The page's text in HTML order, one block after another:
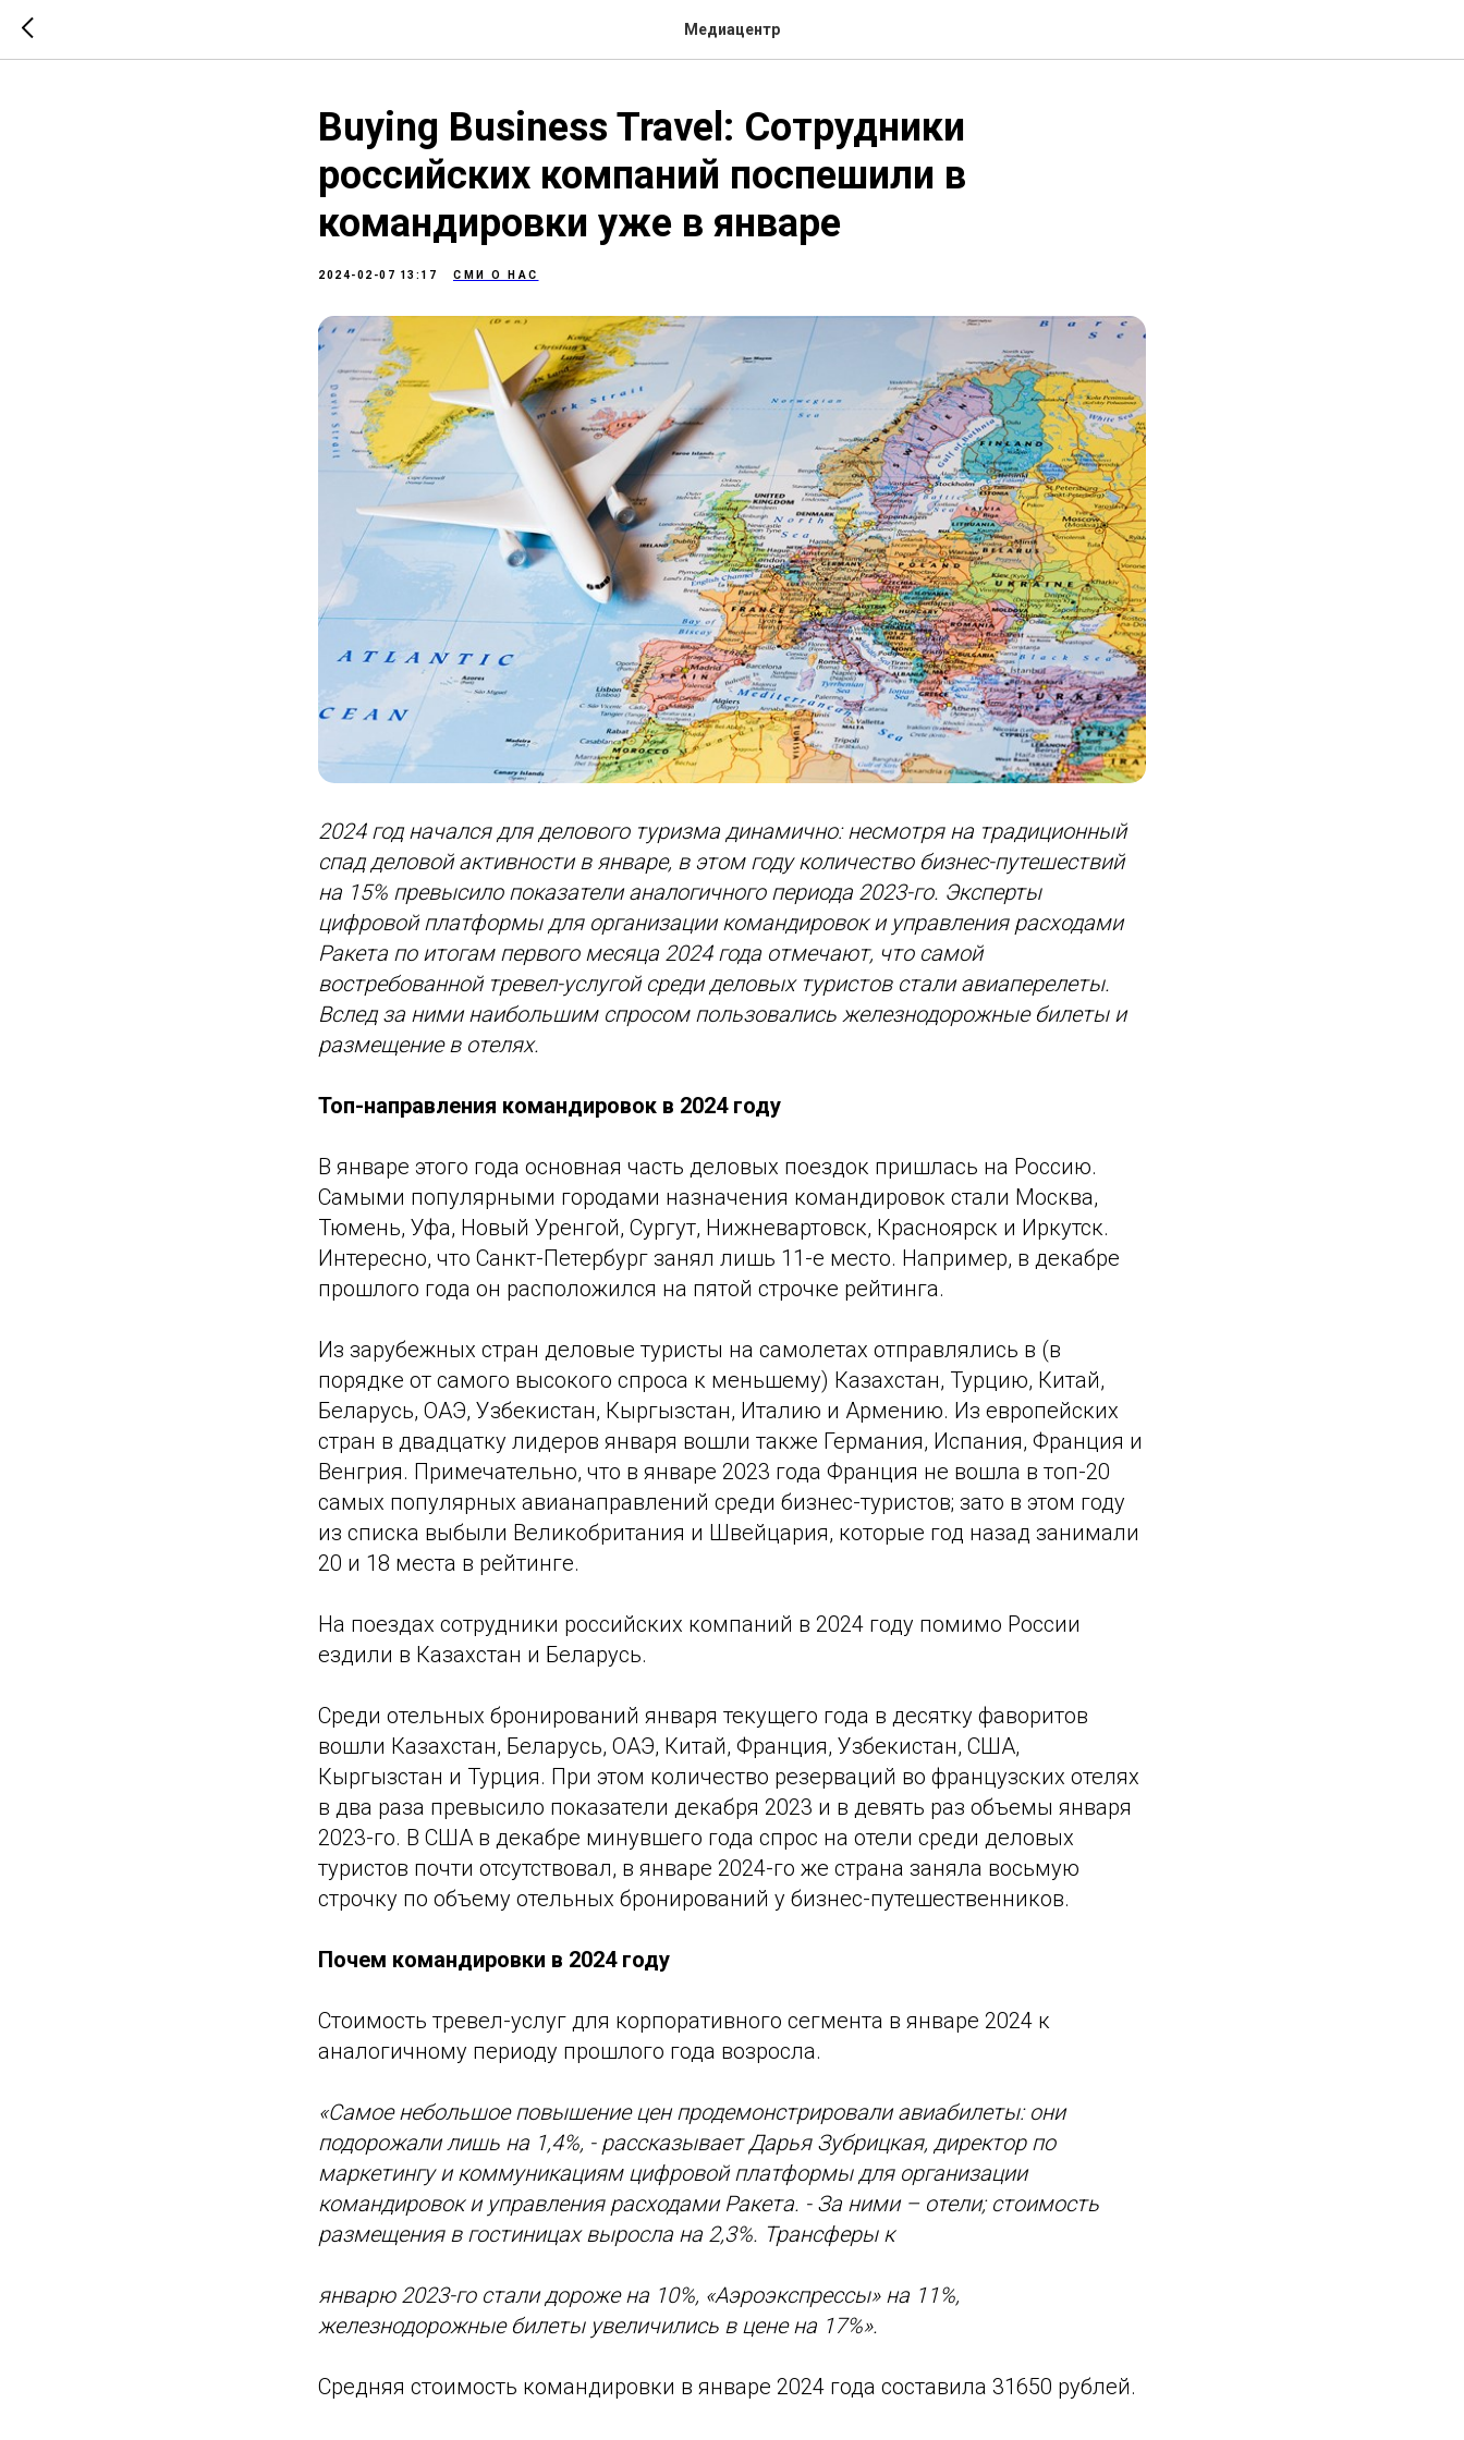
Медиацентр
Buying Business Travel: Сотрудники
российских компаний поспешили в
командировки уже в январе
2024-02-07 13:17 СМИ О НАС
2024 год начался для делового туризма динамично: несмотря на традиционный
спад деловой активности в январе, в этом году количество бизнес-путешествий
на 15% превысило показатели аналогичного периода 2023-го. Эксперты
цифровой платформы для организации командировок и управления расходами
Ракета по итогам первого месяца 2024 года отмечают, что самой
востребованной тревел-услугой среди деловых туристов стали авиаперелеты.
Вслед за ними наибольшим спросом пользовались железнодорожные билеты и
размещение в отелях.
Топ-направления командировок в 2024 году
В январе этого года основная часть деловых поездок пришлась на Россию.
Самыми популярными городами назначения командировок стали Москва,
Тюмень, Уфа, Новый Уренгой, Сургут, Нижневартовск, Красноярск и Иркутск.
Интересно, что Санкт-Петербург занял лишь 11-е место. Например, в декабре
прошлого года он расположился на пятой строчке рейтинга.
Из зарубежных стран деловые туристы на самолетах отправлялись в (в
порядке от самого высокого спроса к меньшему) Казахстан, Турцию, Китай,
Беларусь, ОАЭ, Узбекистан, Кыргызстан, Италию и Армению. Из европейских
стран в двадцатку лидеров января вошли также Германия, Испания, Франция и
Венгрия. Примечательно, что в январе 2023 года Франция не вошла в топ-20
самых популярных авианаправлений среди бизнес-туристов; зато в этом году
из списка выбыли Великобритания и Швейцария, которые год назад занимали
20 и 18 места в рейтинге.
На поездах сотрудники российских компаний в 2024 году помимо России
ездили в Казахстан и Беларусь.
Среди отельных бронирований января текущего года в десятку фаворитов
вошли Казахстан, Беларусь, ОАЭ, Китай, Франция, Узбекистан, США,
Кыргызстан и Турция. При этом количество резерваций во французских отелях
в два раза превысило показатели декабря 2023 и в девять раз объемы января
2023-го. В США в декабре минувшего года спрос на отели среди деловых
туристов почти отсутствовал, в январе 2024-го же страна заняла восьмую
строчку по объему отельных бронирований у бизнес-путешественников.
Почем командировки в 2024 году
Стоимость тревел-услуг для корпоративного сегмента в январе 2024 к
аналогичному периоду прошлого года возросла.
«Самое небольшое повышение цен продемонстрировали авиабилеты: они
подорожали лишь на 1,4%, - рассказывает Дарья Зубрицкая, директор по
маркетингу и коммуникациям цифровой платформы для организации
командировок и управления расходами Ракета. - За ними – отели; стоимость
размещения в гостиницах выросла на 2,3%. Трансферы к
январю 2023-го стали дороже на 10%, «Аэроэкспрессы» на 11%,
железнодорожные билеты увеличились в цене на 17%».
Средняя стоимость командировки в январе 2024 года составила 31650 рублей.